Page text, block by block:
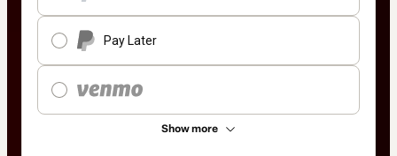
Pay Later
Show more